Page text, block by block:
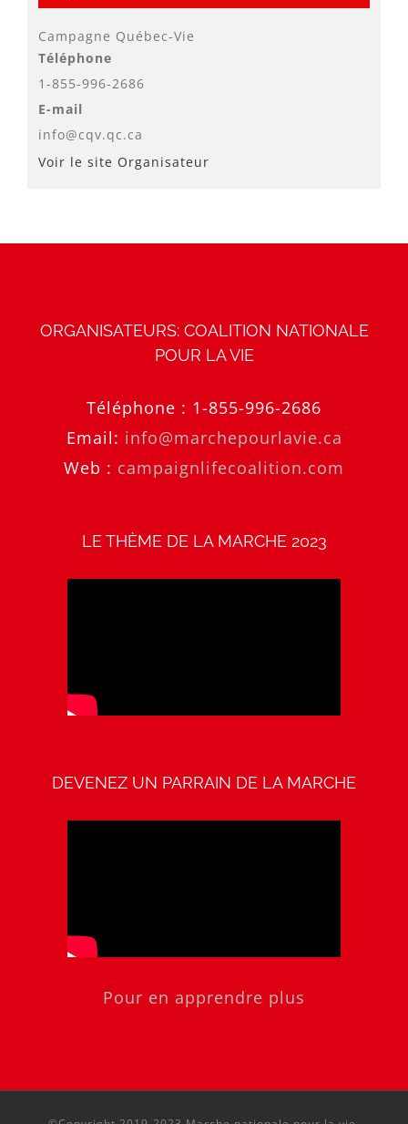
Campagne Québec-Vie
Téléphone
1-855-996-2686
E-mail
info@cqv.qc.ca
Voir le site Organisateur
ORGANISATEURS: COALITION NATIONALE
POUR LA VIE
Téléphone : 1-855-996-2686
Email: info@marchepourlavie.ca
Web : campaignlifecoalition.com
LE THÈME DE LA MARCHE 2023
DEVENEZ UN PARRAIN DE LA MARCHE
Pour en apprendre plus